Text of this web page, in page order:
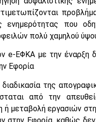
ενημερότητας που
πολύ χαμηλού
e-ΕΦΚΑ με την έναρξη
Εφορία
της
από την
ή μεταβολή εργασιών